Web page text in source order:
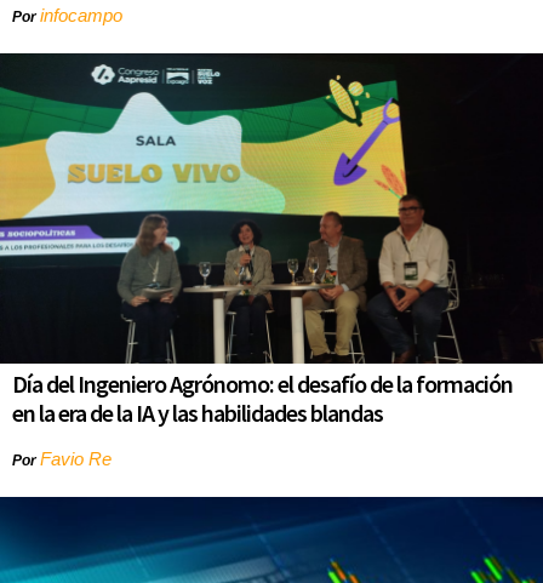
Porinfocampo
Día del Ingeniero Agrónomo: el desafío de la formación
en la era de la IA y las habilidades blandas
PorFavio Re